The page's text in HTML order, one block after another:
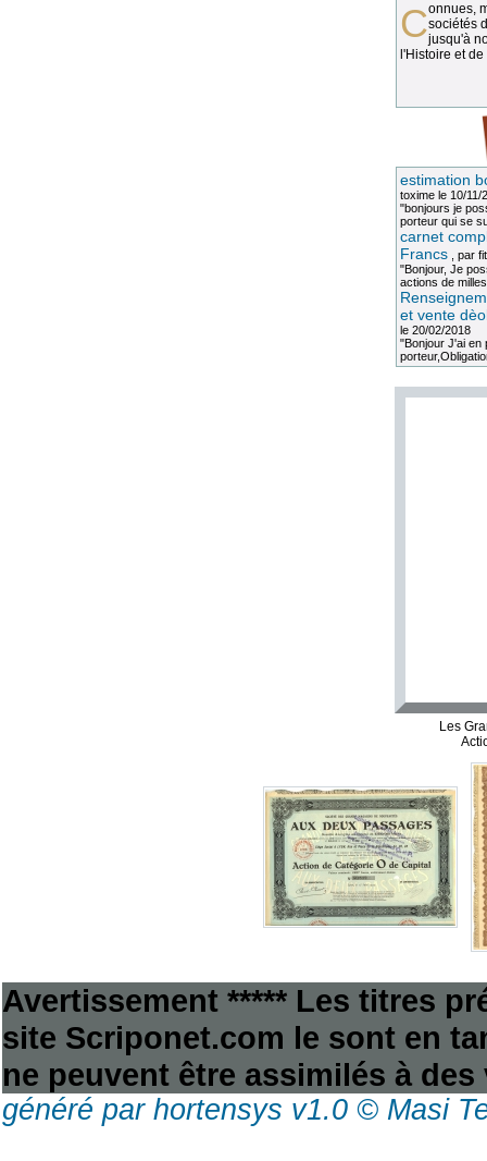
Connues, méconnues, ou inconnues, lessociétés
jusqu'à
l'Histoire et
estimation
toximele 10/11/
"bonjours je
porteur qui se
carnet
Francs, par
"Bonjour, Je
actions de
et vente
le 20/02/2018
"Bonjour J'ai en
Les
Avertissement ***** Les titres
site Scriponet.com le sont en
ne peuvent être assimilés à
généré par hortensys v1.0 © Masi